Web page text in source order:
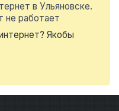
в Ульяновске.
не работает
Якобы